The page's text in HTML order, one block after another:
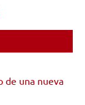
de una nueva